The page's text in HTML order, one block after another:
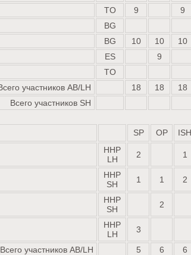
TO 9 9
BG
BG 10 10
10
ES 9
TO
участников AB/LH
18 18 18
Всего участников SH
SP OP ISH
HHP
LH
2 1
HHP
SH
1 1 2
HHP
SH
2
HHP
LH
3
Всего участников AB/LH 5 6 6